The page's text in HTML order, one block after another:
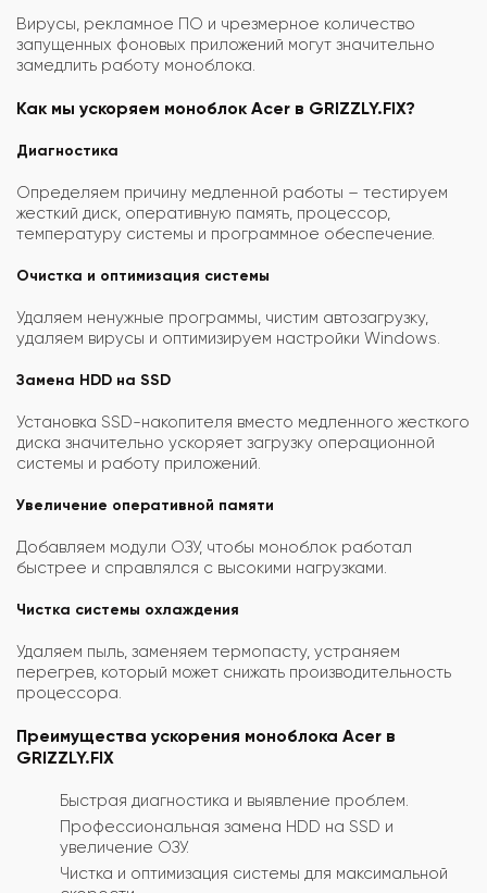
Вирусы, рекламное ПО и чрезмерное количество
запущенных фоновых приложений могут значительно
замедлить работу моноблока.
Как мы ускоряем моноблок Acer в GRIZZLY.FIX?
Диагностика
Определяем причину медленной работы – тестируем
жесткий диск, оперативную память, процессор,
температуру системы и программное обеспечение.
Очистка и оптимизация системы
Удаляем ненужные программы, чистим автозагрузку,
удаляем вирусы и оптимизируем настройки Windows.
Замена HDD на SSD
Установка SSD-накопителя вместо медленного жесткого
диска значительно ускоряет загрузку операционной
системы и работу приложений.
Увеличение оперативной памяти
Добавляем модули ОЗУ, чтобы моноблок работал
быстрее и справлялся с высокими нагрузками.
Чистка системы охлаждения
Удаляем пыль, заменяем термопасту, устраняем
перегрев, который может снижать производительность
процессора.
Преимущества ускорения моноблока Acer в
GRIZZLY.FIX
Быстрая диагностика и выявление проблем.
Профессиональная замена HDD на SSD и
увеличение ОЗУ.
Чистка и оптимизация системы для максимальной